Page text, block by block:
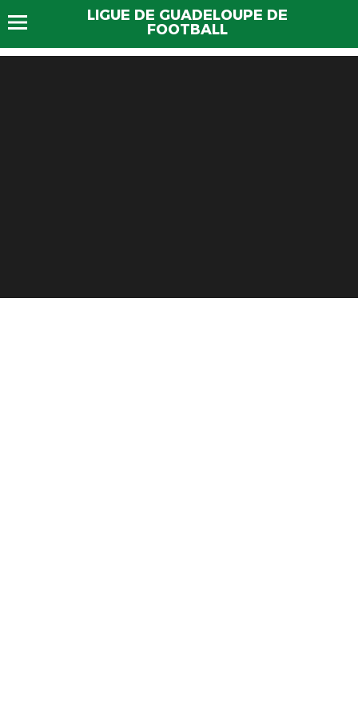
LIGUE DE GUADELOUPE DE
FOOTBALL